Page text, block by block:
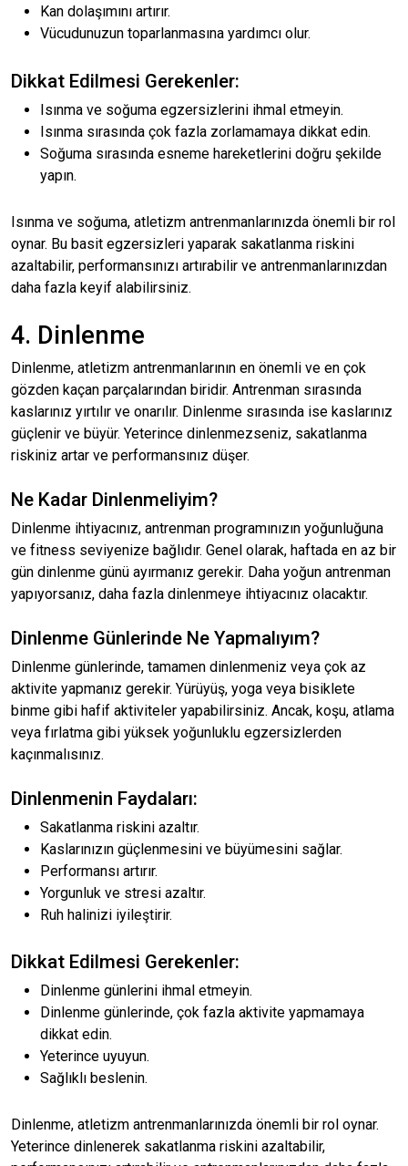
Kan dolaşımını artırır.
Vücudunuzun toparlanmasına yardımcı olur.
Dikkat Edilmesi Gerekenler:
Isınma ve soğuma egzersizlerini ihmal etmeyin.
Isınma sırasında çok fazla zorlamamaya dikkat edin.
Soğuma sırasında esneme hareketlerini doğru şekilde
yapın.
Isınma ve soğuma, atletizm antrenmanlarınızda önemli bir rol
oynar. Bu basit egzersizleri yaparak sakatlanma riskini
azaltabilir, performansınızı artırabilir ve antrenmanlarınızdan
daha fazla keyif alabilirsiniz.
4. Dinlenme
Dinlenme, atletizm antrenmanlarının en önemli ve en çok
gözden kaçan parçalarından biridir. Antrenman sırasında
kaslarınız yırtılır ve onarılır. Dinlenme sırasında ise kaslarınız
güçlenir ve büyür. Yeterince dinlenmezseniz, sakatlanma
riskiniz artar ve performansınız düşer.
Ne Kadar Dinlenmeliyim?
Dinlenme ihtiyacınız, antrenman programınızın yoğunluğuna
ve fitness seviyenize bağlıdır. Genel olarak, haftada en az bir
gün dinlenme günü ayırmanız gerekir. Daha yoğun antrenman
yapıyorsanız, daha fazla dinlenmeye ihtiyacınız olacaktır.
Dinlenme Günlerinde Ne Yapmalıyım?
Dinlenme günlerinde, tamamen dinlenmeniz veya çok az
aktivite yapmanız gerekir. Yürüyüş, yoga veya bisiklete
binme gibi hafif aktiviteler yapabilirsiniz. Ancak, koşu, atlama
veya fırlatma gibi yüksek yoğunluklu egzersizlerden
kaçınmalısınız.
Dinlenmenin Faydaları:
Sakatlanma riskini azaltır.
Kaslarınızın güçlenmesini ve büyümesini sağlar.
Performansı artırır.
Yorgunluk ve stresi azaltır.
Ruh halinizi iyileştirir.
Dikkat Edilmesi Gerekenler:
Dinlenme günlerini ihmal etmeyin.
Dinlenme günlerinde, çok fazla aktivite yapmamaya
dikkat edin.
Yeterince uyuyun.
Sağlıklı beslenin.
Dinlenme, atletizm antrenmanlarınızda önemli bir rol oynar.
Yeterince dinlenerek sakatlanma riskini azaltabilir,